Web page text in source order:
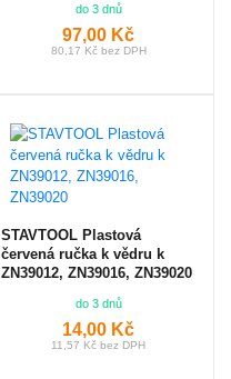
do 3 dnů
97,00 Kč
80,17 Kč bez DPH
STAVTOOL Plastová
červená ručka k vědru k
ZN39012, ZN39016, ZN39020
do 3 dnů
14,00 Kč
11,57 Kč bez DPH